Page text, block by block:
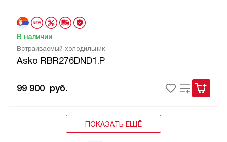
Встраиваемый холодильник
Asko RBR276DND1.P
В наличии
99 900 руб.
ПОКАЗАТЬ ЕЩЁ